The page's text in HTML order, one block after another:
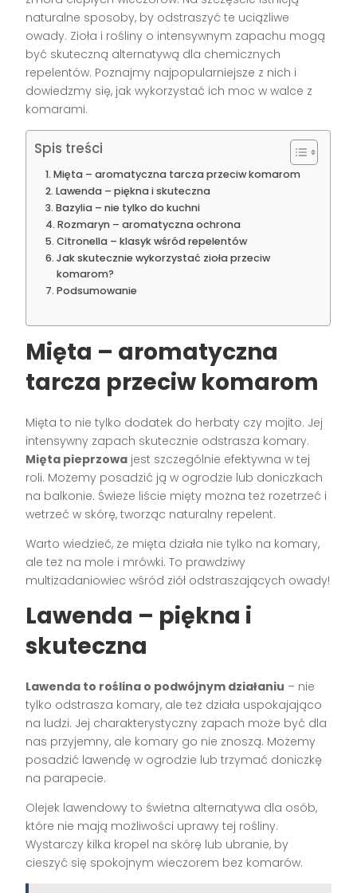
naturalne sposoby, by odstraszyć te uciążliwe
owady. Zioła i rośliny o intensywnym zapachu mogą
być skuteczną alternatywą dla chemicznych
repelentów. Poznajmy najpopularniejsze z nich i
dowiedzmy się, jak wykorzystać ich moc w walce z
komarami.
Spis treści
Mięta – aromatyczna tarcza przeciw komarom
Lawenda – piękna i skuteczna
Bazylia – nie tylko do kuchni
Rozmaryn – aromatyczna ochrona
Citronella – klasyk wśród repelentów
Jak skutecznie wykorzystać zioła przeciw
komarom?
Podsumowanie
Mięta – aromatyczna
tarcza przeciw komarom
Mięta to nie tylko dodatek do herbaty czy mojito. Jej
intensywny zapach skutecznie odstrasza komary.
Mięta pieprzowa jest szczególnie efektywna w tej
roli. Możemy posadzić ją w ogrodzie lub doniczkach
na balkonie. Świeże liście mięty można też rozetrzeć i
wetrzeć w skórę, tworząc naturalny repelent.
Warto wiedzieć, że mięta działa nie tylko na komary,
ale też na mole i mrówki. To prawdziwy
multizadaniowiec wśród ziół odstraszających owady!
Lawenda – piękna i
skuteczna
Lawenda to roślina o podwójnym działaniu – nie
tylko odstrasza komary, ale też działa uspokajająco
na ludzi. Jej charakterystyczny zapach może być dla
nas przyjemny, ale komary go nie znoszą. Możemy
posadzić lawendę w ogrodzie lub trzymać doniczkę
na parapecie.
Olejek lawendowy to świetna alternatywa dla osób,
które nie mają możliwości uprawy tej rośliny.
Wystarczy kilka kropel na skórę lub ubranie, by
cieszyć się spokojnym wieczorem bez komarów.